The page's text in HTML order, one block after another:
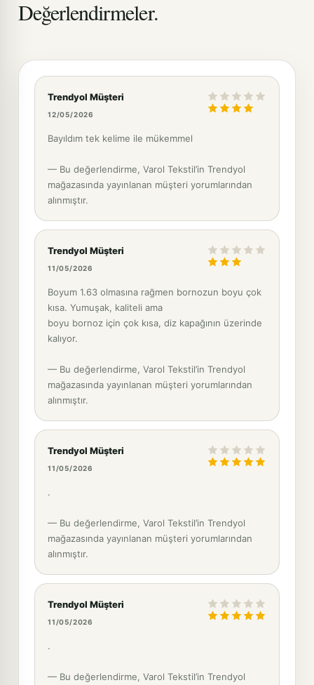
Değerlendirmeler.
Trendyol Müşteri
12/05/2026
Bayıldım tek kelime ile mükemmel
— Bu değerlendirme, Varol Tekstil’in Trendyol
mağazasında yayınlanan müşteri yorumlarından
alınmıştır.
Trendyol Müşteri
11/05/2026
Boyum 1.63 olmasına rağmen bornozun boyu çok
kısa. Yumuşak, kaliteli ama
boyu bornoz için çok kısa, diz kapağının üzerinde
kalıyor.
— Bu değerlendirme, Varol Tekstil’in Trendyol
mağazasında yayınlanan müşteri yorumlarından
alınmıştır.
Trendyol Müşteri
11/05/2026
.
— Bu değerlendirme, Varol Tekstil’in Trendyol
mağazasında yayınlanan müşteri yorumlarından
alınmıştır.
Trendyol Müşteri
11/05/2026
.
— Bu değerlendirme, Varol Tekstil’in Trendyol